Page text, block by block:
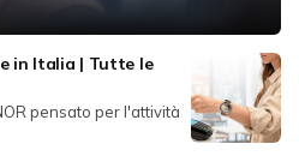
in Italia | Tutte le
pensato per l'attività